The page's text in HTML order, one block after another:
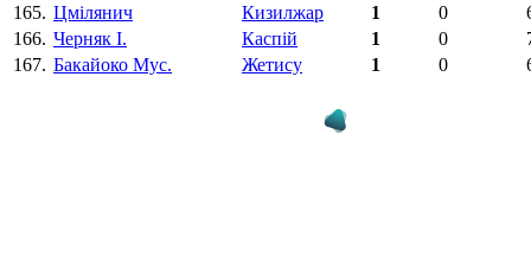
165. Цмілянич Кизилжар 1 0
166. Черняк І. Каспій 1 0
167. Бакайоко Мус. Жетису 1 0